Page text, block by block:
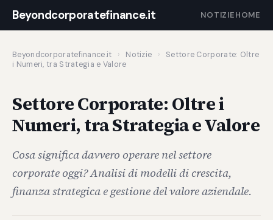
Beyondcorporatefinance.it NOTIZIEHOME
Beyondcorporatefinance.it › Notizie ›
Settore Corporate: Oltre
i Numeri, tra Strategia e Valore
Settore Corporate: Oltre i
Numeri, tra Strategia e Valore
Cosa significa davvero operare nel settore
corporate oggi? Analisi di modelli di crescita,
finanza strategica e gestione del valore aziendale.